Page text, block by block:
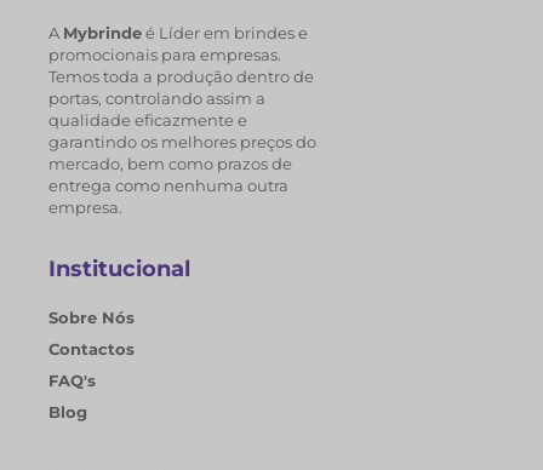
A Mybrindeé Líder em brindes e
promocionais para empresas.
Temos toda a produção dentro de
portas, controlando assim a
qualidade eficazmente e
garantindo os melhores preços do
mercado, bem como prazos de
entrega como nenhuma outra
empresa.
Institucional
Sobre Nós
Contactos
FAQ's
Blog